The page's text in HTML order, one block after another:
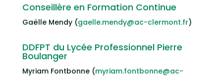
Conseillère en Formation Continue
Gaëlle Mendy (gaelle.mendy@ac-clermont.fr)
DDFPT du Lycée Professionnel Pierre
Boulanger
Myriam Fontbonne (myriam.fontbonne@ac-